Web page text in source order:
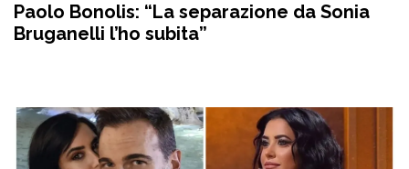
Paolo Bonolis: “La separazione da Sonia
Bruganelli l’ho subita”